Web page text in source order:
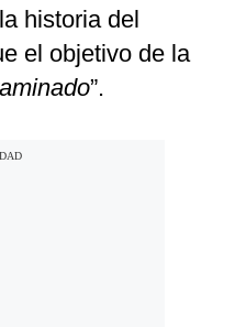
historia del
el objetivo de la
”.